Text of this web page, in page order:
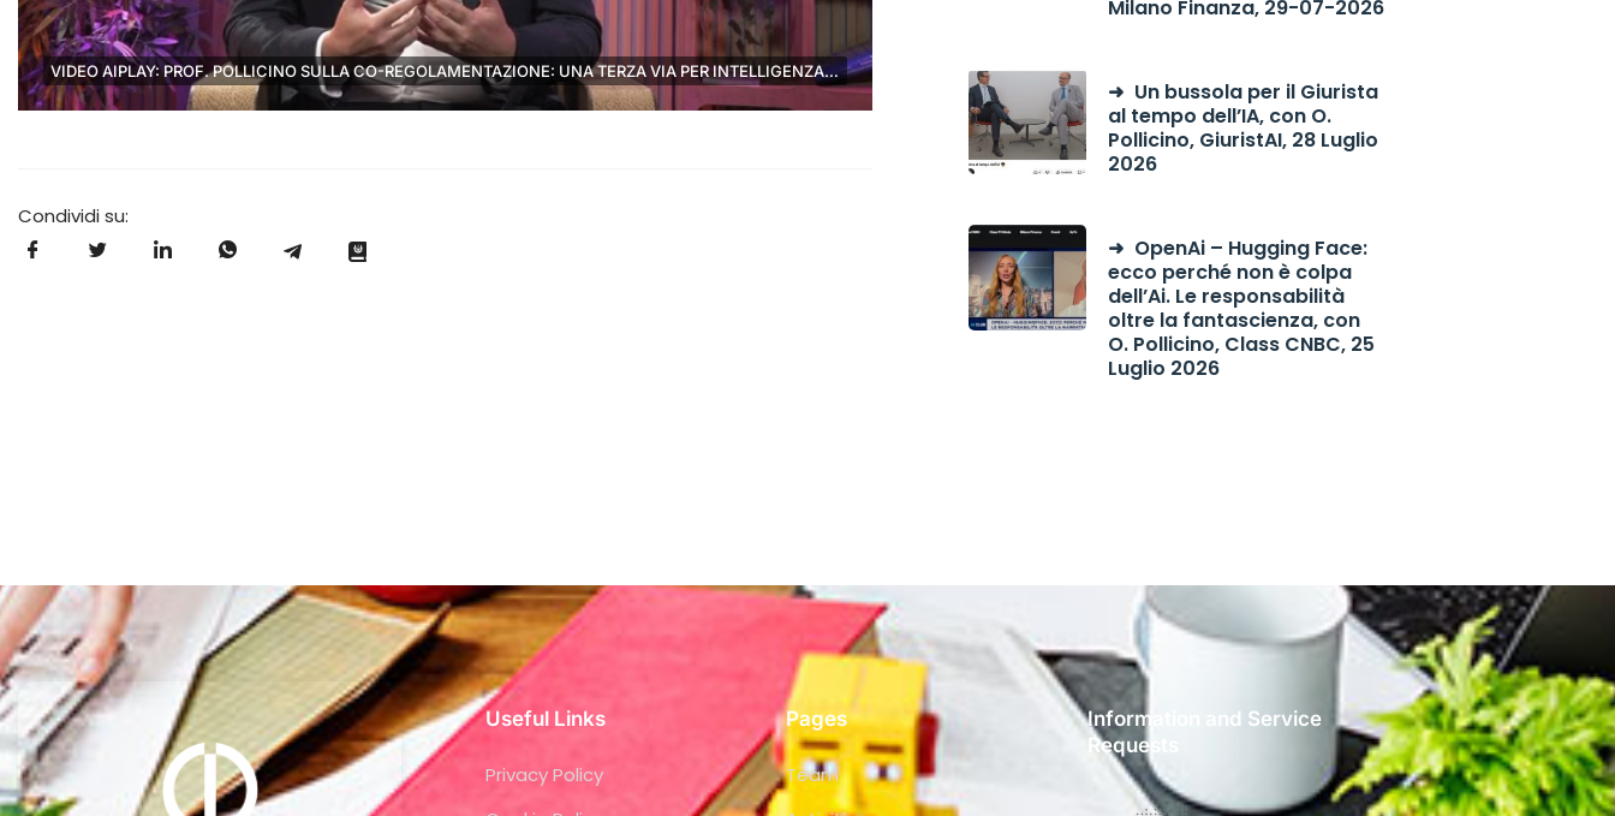
VIDEO AIPLAY: PROF. POLLICINO SULLA CO-REGOLAMENTAZIONE: UNA TERZA VIA PER INTELLIGENZA ARTIFICIALE?
Condividi su:
Milano Finanza, 29-07-2026
Un bussola per il Giurista
al tempo dell’IA, con O.
Pollicino, GiuristAI, 28 Luglio
2026
OpenAi – Hugging Face:
ecco perché non è colpa
dell’Ai. Le responsabilità
oltre la fantascienza, con
O. Pollicino, Class CNBC, 25
Luglio 2026
Useful Links
Privacy Policy
Pages
Team
Information and Service
Requests